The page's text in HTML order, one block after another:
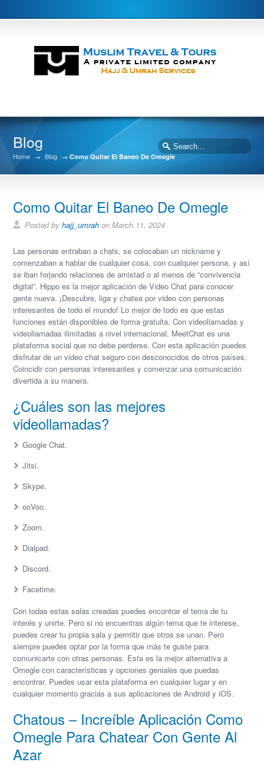
Blog
Home → Blog →Como Quitar El Baneo De Omegle ️
Como Quitar El Baneo De Omegle ️
Posted byhajj_umrah on March 11, 2024
Las personas entraban a chats, se colocaban un nickname y
comenzaban a hablar de cualquier cosa, con cualquier persona, y así
se iban forjando relaciones de amistad o al menos de “convivencia
digital”. Hippo es la mejor aplicación de Video Chat para conocer
gente nueva. ¡Descubre, liga y chatea por video con personas
interesantes de todo el mundo! Lo mejor de todo es que estas
funciones están disponibles de forma gratuita. Con videollamadas y
videollamadas ilimitadas a nivel internacional, MeetChat es una
plataforma social que no debe perderse. Con esta aplicación puedes
disfrutar de un video chat seguro con desconocidos de otros países.
Coincidir con personas interesantes y comenzar una comunicación
divertida a su manera.
¿Cuáles son las mejores
videollamadas?
Google Chat.
Jitsi.
Skype.
ooVoo.
Zoom.
Dialpad.
Discord.
Facetime.
Con todas estas salas creadas puedes encontrar el tema de tu
interés y unirte. Pero si no encuentras algún tema que te interese,
puedes crear tu propia sala y permitir que otros se unan. Pero
siempre puedes optar por la forma que más te guste para
comunicarte con otras personas. Esta es la mejor alternativa a
Omegle con características y opciones geniales que puedas
encontrar. Puedes usar esta plataforma en cualquier lugar y en
cualquier momento gracias a sus aplicaciones de Android y iOS.
Chatous – Increíble Aplicación Como
Omegle Para Chatear Con Gente Al
Azar